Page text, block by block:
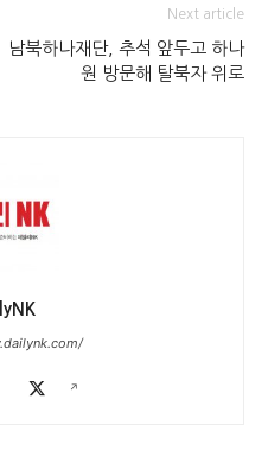
Next article
남북하나재단, 추석 앞두고 하나
원 방문해 탈북자 위로